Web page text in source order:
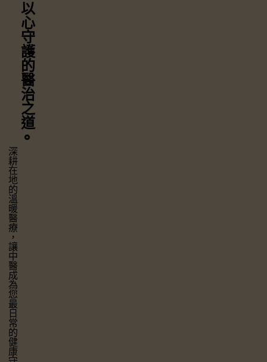
以心守護
的醫治之道
⚬
深耕在地的溫暖醫療，
讓中醫成為您最日常的健康守護。